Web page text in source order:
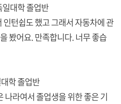
대학 졸업반
턴쉽도 했고 그래서 자동차에 관
봤어요. 만족합니다. 너무 좋습
학 졸업반
나라여서 졸업생을 위한 좋은 기